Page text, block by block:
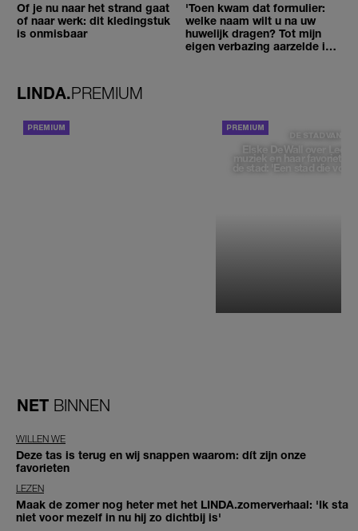
Of je nu naar het strand gaat
of naar werk: dit kledingstuk
is onmisbaar
'Toen kwam dat formulier:
welke naam wilt u na uw
huwelijk dragen? Tot mijn
eigen verbazing aarzelde ik
LINDA.PREMIUM
DE STAD VAN
Elske DeWall over
muziek en haar favoriete
de stad: 'Een stad die
NET BINNEN
WILLEN WE
Deze tas is terug en wij snappen waarom: dít zijn onze
favorieten
LEZEN
Maak de zomer nog heter met het LINDA.zomerverhaal: 'Ik sta
niet voor mezelf in nu hij zo dichtbij is'